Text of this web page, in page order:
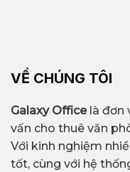
VỀ CHÚNG TÔI
Galaxy Officelà đơn
vấn cho thuê văn
Với kinh nghiệm
tốt, cùng với hệ